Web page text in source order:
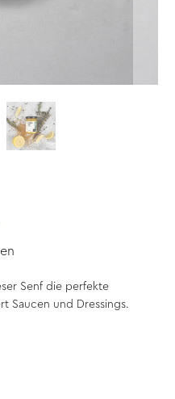
Senf die perfekte
Saucen und Dressings.